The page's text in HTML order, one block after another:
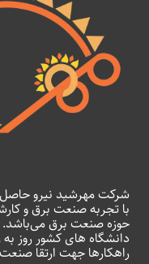
شرکت مهرشید نیرو
با تجربه صنعت برق و
حوزه صنعت برق می‌باشد.
دانشگاه های کشور روز
راهکارها جهت ارتقا